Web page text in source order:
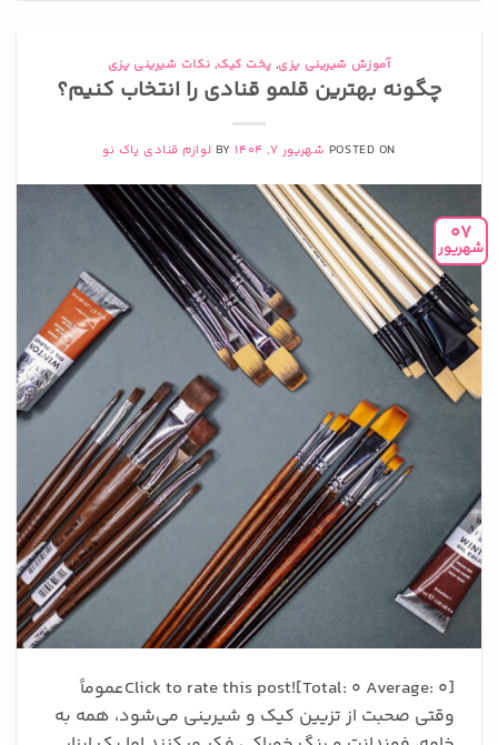
آموزش شیرینی پزی, پخت کیک, نکات شیرینی پزی
چگونه بهترین قلمو قنادی را انتخاب کنیم؟
POSTED ON شهریور 7, 1404 BY لوازم قنادی پاک نو
07
شهریور
Click to rate this post![Total: 0 Average: 0]عموماً
وقتی صحبت از تزیین کیک و شیرینی می‌شود، همه به